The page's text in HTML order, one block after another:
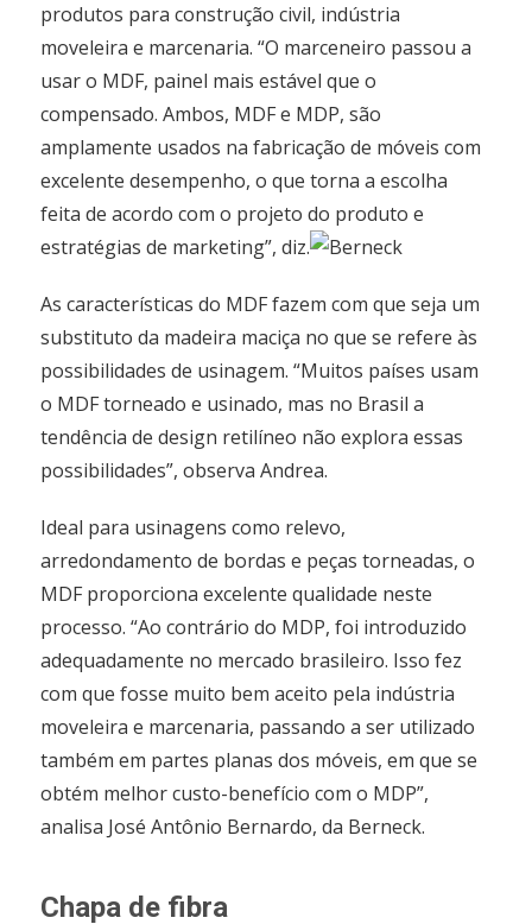
produtos para construção civil, indústria
moveleira e marcenaria. “O marceneiro passou a
usar o MDF, painel mais estável que o
compensado. Ambos, MDF e MDP, são
amplamente usados na fabricação de móveis com
excelente desempenho, o que torna a escolha
feita de acordo com o projeto do produto e
estratégias de marketing”, diz.
As características do MDF fazem com que seja um
substituto da madeira maciça no que se refere às
possibilidades de usinagem. “Muitos países usam
o MDF torneado e usinado, mas no Brasil a
tendência de design retilíneo não explora essas
possibilidades”, observa Andrea.
Ideal para usinagens como relevo,
arredondamento de bordas e peças torneadas, o
MDF proporciona excelente qualidade neste
processo. “Ao contrário do MDP, foi introduzido
adequadamente no mercado brasileiro. Isso fez
com que fosse muito bem aceito pela indústria
moveleira e marcenaria, passando a ser utilizado
também em partes planas dos móveis, em que se
obtém melhor custo-benefício com o MDP”,
analisa José Antônio Bernardo, da Berneck.
Chapa de fibra